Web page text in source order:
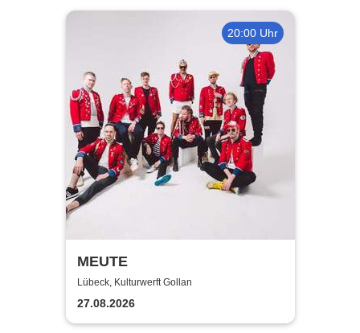
20:00 Uhr
MEUTE
Lübeck, Kulturwerft Gollan
27.08.2026